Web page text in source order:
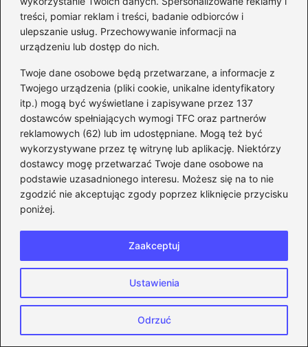
treści, pomiar reklam i treści, badanie odbiorców i
ulepszanie usług. Przechowywanie informacji na
urządzeniu lub dostęp do nich.
Twoje dane osobowe będą przetwarzane, a informacje z
Twojego urządzenia (pliki cookie, unikalne identyfikatory
itp.) mogą być wyświetlane i zapisywane przez 137
dostawców spełniających wymogi TFC oraz partnerów
reklamowych (62) lub im udostępniane. Mogą też być
wykorzystywane przez tę witrynę lub aplikację. Niektórzy
dostawcy mogę przetwarzać Twoje dane osobowe na
podstawie uzasadnionego interesu. Możesz się na to nie
zgodzić nie akceptując zgody poprzez kliknięcie przycisku
poniżej.
Ustawienia
Odrzuć
Zaakceptuj
Major CS:GO tabela – Odkryj najnowsze
wyniki i statystyki turniejów
2026-06-10
Odkryj skuteczne techniki: jak lepiej
strzelać w CS:GO i unikać najczęstszych
błędów